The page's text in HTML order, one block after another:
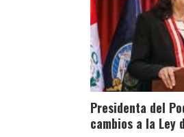
Presidenta del
cambios a la Ley